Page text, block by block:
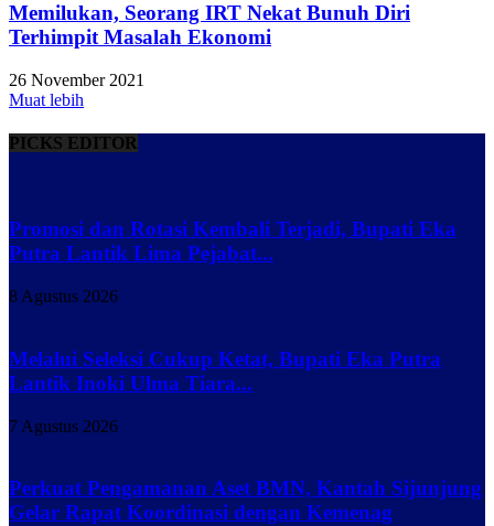
Memilukan, Seorang IRT Nekat Bunuh Diri
Terhimpit Masalah Ekonomi
26 November 2021
Muat lebih
PICKS EDITOR
Promosi dan Rotasi Kembali Terjadi, Bupati Eka
Putra Lantik Lima Pejabat...
8 Agustus 2026
Melalui Seleksi Cukup Ketat, Bupati Eka Putra
Lantik Inoki Ulma Tiara...
7 Agustus 2026
Perkuat Pengamanan Aset BMN, Kantah Sijunjung
Gelar Rapat Koordinasi dengan Kemenag